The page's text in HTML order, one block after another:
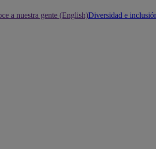
a nuestra gente (English)Diversidad e